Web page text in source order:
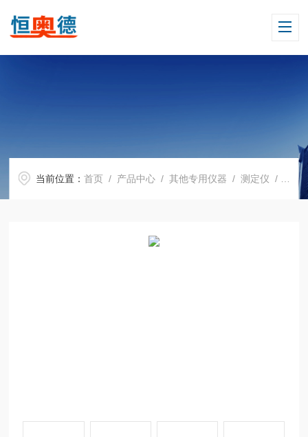
当前位置：首页 / 产品中心 /其他专用仪器 /测定仪 / H15078便携式PH检测仪